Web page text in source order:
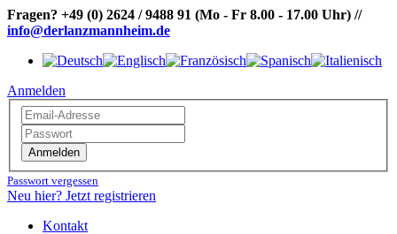
Fragen? +49 (0) 2624 / 9488 91 (Mo - Fr 8.00 - 17.00 Uhr) //
info@derlanzmannheim.de
Anmelden
Anmelden
Passwort vergessen
Neu hier? Jetzt registrieren
Kontakt